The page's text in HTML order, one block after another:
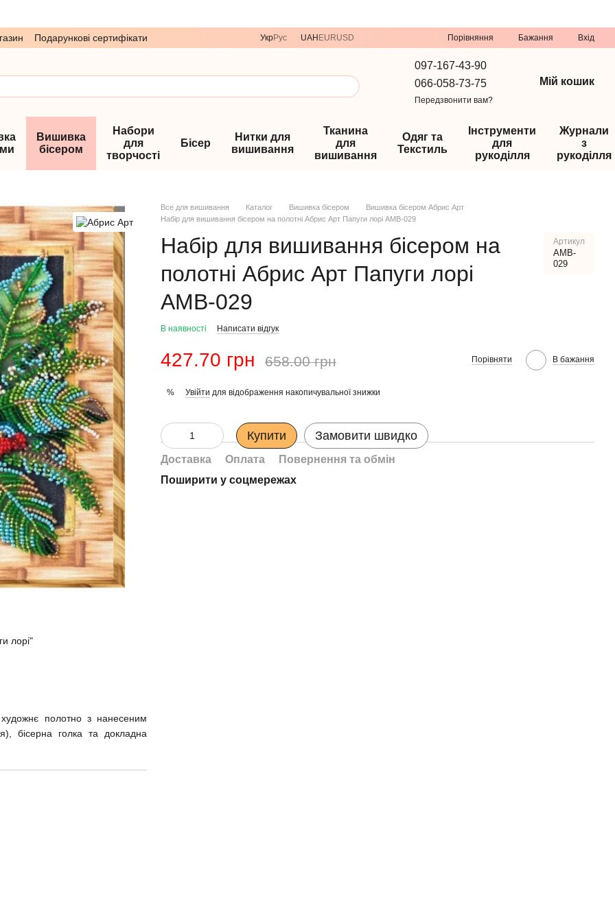
Подарункові сертифікати УкрРус UAH EURUSD Порівняння Бажання Вхід
097-167-43-90
066-058-73-75
Передзвонити вам?
Мій кошик
Вишивка
бісером
Набори
для
творчості
Бісер
Нитки для
вишивання
Тканина
для
вишивання
Одяг та
Текстиль
Інструменти
для
рукоділля
Журнали
з
рукоділля
лорі"
полотно з нанесеним
бісерна голка та докладна
Все для вишивання Каталог Вишивка бісером
Вишивка бісером Абрис Арт
Набір для вишивання бісером на полотні Абрис Арт Папуги лорі АМВ-029
Набір для вишивання бісером на
полотні Абрис Арт Папуги лорі
АМВ-029
Артикул
AMB-
029
В наявності Написати відгук
427.70 грн 658.00 грн Порівняти В бажання
% Увійти для відображення накопичувальної знижки
Купити Замовити швидко
Доставка Оплата
Повернення та обмін
Поширити у соцмережах